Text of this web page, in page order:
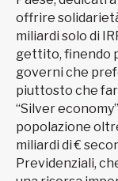
offrire
miliardi solo di
gettito, finendo
governi che
piuttosto che
“Silver
popolazione
miliardi di €
Previdenziali,